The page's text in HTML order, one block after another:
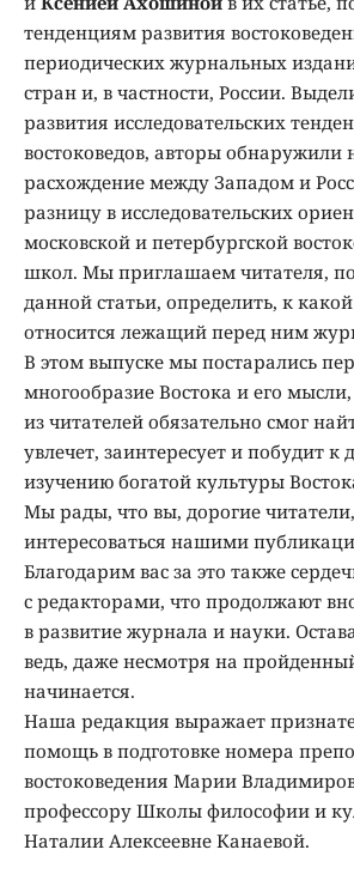
тенденциям развития
периодических журнальных
стран и, в частности, России.
развития исследовательских
востоковедов, авторы обнаружили
расхождение между Западом и
разницу в исследовательских
московской и петербургской
школ. Мы приглашаем читателя,
данной статьи, определить, к
относится лежащий перед ним
В этом выпуске мы постарались
многообразие Востока и его
из читателей обязательно смог
увлечет, заинтересует и побудит
изучению богатой культуры
Мы рады, что вы, дорогие
интересоваться нашими
Благодарим вас за это также
с редакторами, что продолжают
в развитие журнала и науки.
ведь, даже несмотря на
начинается.
Наша редакция выражает
помощь в подготовке номера
востоковедения Марии
профессору Школы философии и
Наталии Алексеевне Канаевой.